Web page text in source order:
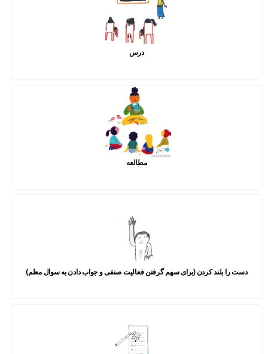
درس
مطالعه
دست را بلند کردن (برای سهم گرفتن فعالیت صنفی و جواب دادن به سوال معلم)